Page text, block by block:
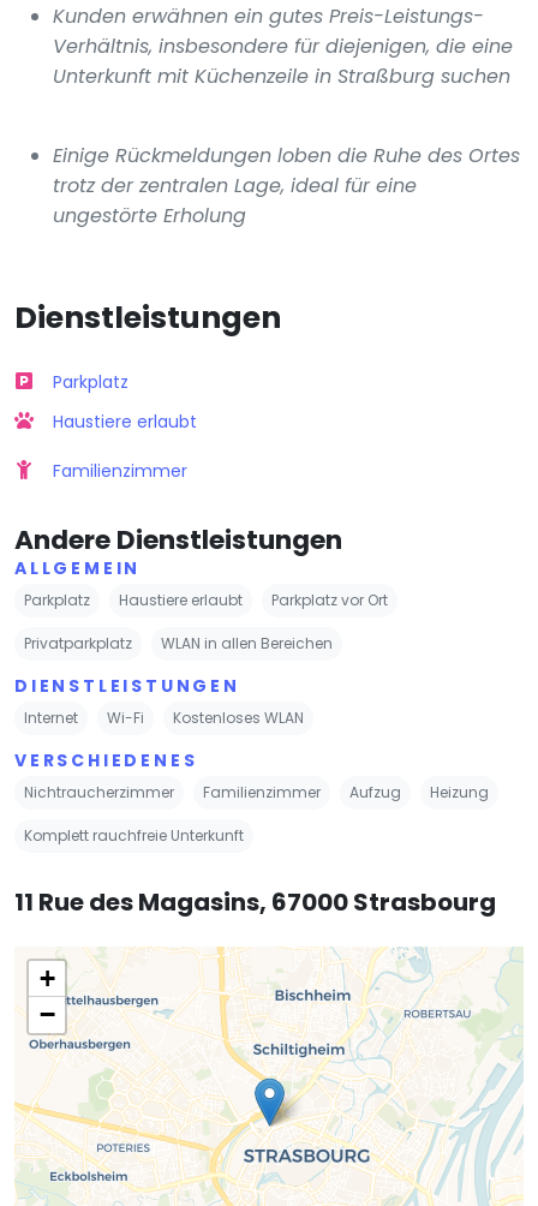
Kunden erwähnen ein gutes Preis-Leistungs-
Verhältnis, insbesondere für diejenigen, die eine
Unterkunft mit Küchenzeile in Straßburg suchen
Einige Rückmeldungen loben die Ruhe des Ortes
trotz der zentralen Lage, ideal für eine
ungestörte Erholung
Dienstleistungen
Parkplatz
Haustiere erlaubt
Familienzimmer
Andere Dienstleistungen
ALLGEMEIN
Parkplatz Haustiere erlaubt Parkplatz vor Ort
Privatparkplatz WLAN in allen Bereichen
DIENSTLEISTUNGEN
Internet Wi-Fi Kostenloses WLAN
VERSCHIEDENES
Nichtraucherzimmer Familienzimmer Aufzug Heizung
Komplett rauchfreie Unterkunft
11 Rue des Magasins, 67000 Strasbourg
+
−